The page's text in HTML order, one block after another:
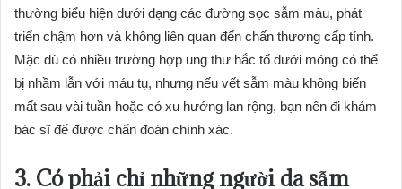
thường biểu hiện dưới dạng các đường sọc sẫm màu, phát
triển chậm hơn và không liên quan đến chấn thương cấp tính.
Mặc dù có nhiều trường hợp ung thư hắc tố dưới móng có thể
bị nhầm lẫn với máu tụ, nhưng nếu vết sẫm màu không biến
mất sau vài tuần hoặc có xu hướng lan rộng, bạn nên đi khám
bác sĩ để được chẩn đoán chính xác.
3. Có phải chỉ những người da sẫm